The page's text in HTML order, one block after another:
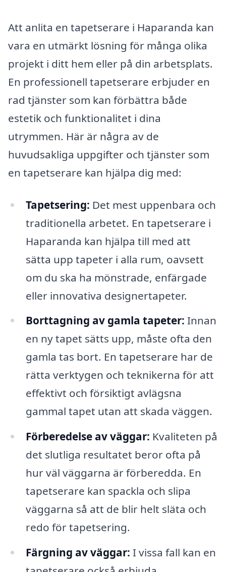
Att anlita en tapetserare i Haparanda kan
vara en utmärkt lösning för många olika
projekt i ditt hem eller på din arbetsplats.
En professionell tapetserare erbjuder en
rad tjänster som kan förbättra både
estetik och funktionalitet i dina
utrymmen. Här är några av de
huvudsakliga uppgifter och tjänster som
en tapetserare kan hjälpa dig med:
Tapetsering: Det mest uppenbara och
traditionella arbetet. En tapetserare i
Haparanda kan hjälpa till med att
sätta upp tapeter i alla rum, oavsett
om du ska ha mönstrade, enfärgade
eller innovativa designertapeter.
Borttagning av gamla tapeter: Innan
en ny tapet sätts upp, måste ofta den
gamla tas bort. En tapetserare har de
rätta verktygen och teknikerna för att
effektivt och försiktigt avlägsna
gammal tapet utan att skada väggen.
Förberedelse av väggar: Kvaliteten på
det slutliga resultatet beror ofta på
hur väl väggarna är förberedda. En
tapetserare kan spackla och slipa
väggarna så att de blir helt släta och
redo för tapetsering.
Färgning av väggar: I vissa fall kan en